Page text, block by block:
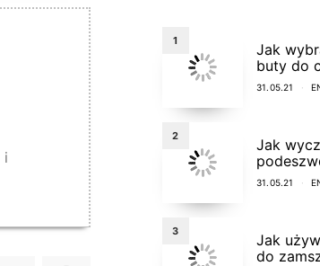
i
1
Jak
buty do
31.05.21
2
Jak
31.05.21
3
Jak
do